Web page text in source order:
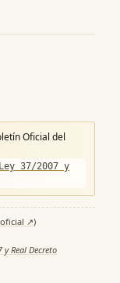
Oficial del
37/2007 y
↗)·
y Real Decreto